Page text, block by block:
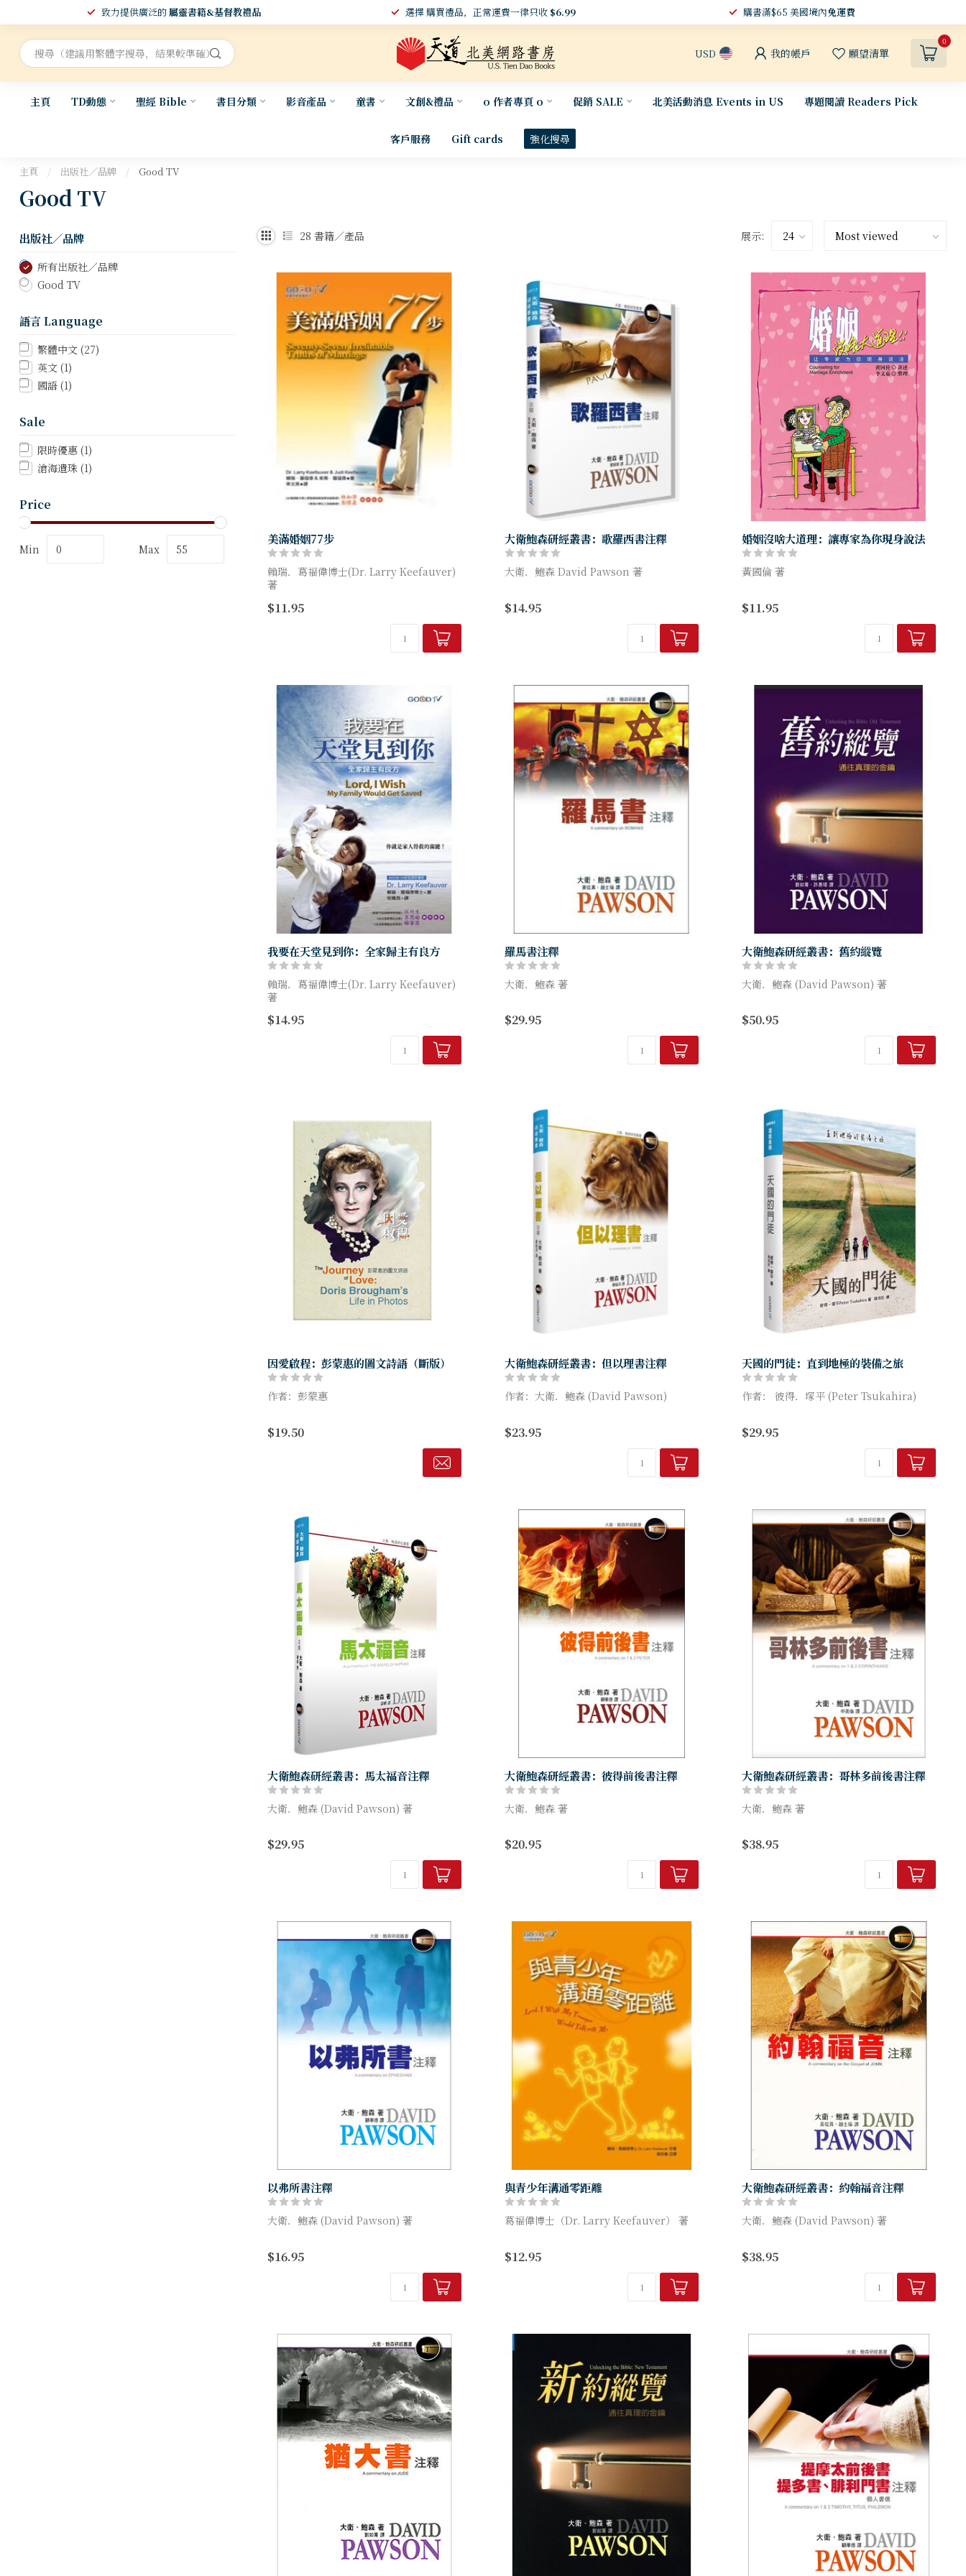
致力提供廣泛的屬靈書籍&基督教禮品 選擇 購買禮品，正常運費一律只收 $6.99 購書滿$65 美國境內免運費
USD 我的帳戶 願望清單
0
主頁 TD動態 聖經 Bible 書目分類 影音產品 童書 文創&禮品 o 作者專頁 o 促銷 SALE 北美活動消息 Events in US 專題閱讀 Readers Pick
客戶服務 Gift cards 強化搜尋
主頁 / 出版社／品牌 / Good TV
Good TV
出版社／品牌
所有出版社／品牌
Good TV
語言 Language
繁體中文 (27)
英文 (1)
國語 (1)
Sale
限時優惠 (1)
滄海遺珠 (1)
Price
Min Max
28 書籍／產品 展示:
美滿婚姻77步
賴瑞．葛福偉博士(Dr. Larry Keefauver)
著
「愛」是重要的，但「愛」似乎不是婚姻的
全部！婚姻中個人所感受的愛是很必要的；
$11.95
大衛鮑森研經叢書：歌羅西書注釋
大衛．鮑森 David Pawson 著
督，神的豐盛全在祂裡面，基督是我們所
需，是我們的滿足。住在基督裡，我們的
$14.95
婚姻沒啥大道理：讓專家為你現身說法
黃國倫 著
像變了一個人？ 為什麼我們總是為一些小事
爭吵？為什麼常常「有溝沒有通」，以致兩
$11.95
我要在天堂見到你：全家歸主有良方
賴瑞．葛福偉博士(Dr. Larry Keefauver)
著
你渴望與家人在天堂同享永生嗎？
為甚麼帶領家人信主總是困難重重？
$14.95
羅馬書注釋
大衛．鮑森 著
立，也從未造訪過的教會？大衛．鮑森這位
解經家相信，答案與這間教會的歷史有關；
$29.95
大衛鮑森研經叢書：舊約縱覽
大衛．鮑森 (David Pawson) 著
詳細的歷史地理背景與圖表 ◆ 詳細解析每
$50.95
因愛啟程：彭蒙惠的圖文詩語（斷版）
作者：彭蒙惠
和她首度公開發表的詩作，讓人看見一位從
西雅圖來的美國女孩，如何用她的方式愛台
$19.50
大衛鮑森研經叢書：但以理書注釋
作者：大衛．鮑森 (David Pawson)
在動盪不安的世代
$23.95
天國的門徒：直到地極的裝備之旅
作者： 彼得．塚平 (Peter Tsukahira)
進入職場
及其他專業領域的基督徒，也適用於牧者和
$29.95
大衛鮑森研經叢書：馬太福音注釋
大衛．鮑森 (David Pawson) 著
使命
透過馬太、馬可、路加和約翰四卷福音書不
$29.95
大衛鮑森研經叢書：彼得前後書注釋
大衛．鮑森 著
要上十字架；也曾想在山巔為摩西、以利亞
和耶穌分別樹立三座帳幕；撒但曾企圖離間
$20.95
大衛鮑森研經叢書：哥林多前後書注釋
大衛．鮑森 著
更多個人的經歷，包括他持續遭遇的患難、
他的感受（喜悅的與失望的）、對仇敵的反
$38.95
以弗所書注釋
大衛．鮑森 (David Pawson) 著
位，與腓立比書、 歌羅西書、腓利門書通稱
為監獄書信；注釋家給它「使徒書信...
$16.95
與青少年溝通零距離
葛福偉博士（Dr. Larry Keefauver） 著
歷到溝通不良的問題。這常常是因為錯失溝
$12.95
大衛鮑森研經叢書：約翰福音注釋
大衛．鮑森 (David Pawson) 著
要是關於「耶穌是誰」；他用了七個見證、
七個神蹟、七個詞句讓我們明白耶穌...
$38.95